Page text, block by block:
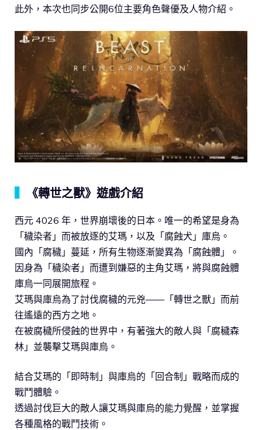
此外，本次也同步公開6位主要角色聲優及人物介紹。
《轉世之獸》遊戲介紹
西元 4026 年，世界崩壞後的日本。唯一的希望是身為
「穢染者」而被放逐的艾瑪，以及「腐蝕犬」庫烏。
國內「腐穢」蔓延，所有生物逐漸變異為「腐蝕體」。
因身為「穢染者」而遭到嫌惡的主角艾瑪，將與腐蝕體
庫烏一同展開旅程。
艾瑪與庫烏為了討伐腐穢的元兇——「轉世之獸」而前
往遙遠的西方之地。
在被腐穢所侵蝕的世界中，有著強大的敵人與「腐穢森
林」並襲擊艾瑪與庫烏。
結合艾瑪的「即時制」與庫烏的「回合制」戰略而成的
戰鬥體驗。
透過討伐巨大的敵人讓艾瑪與庫烏的能力覺醒，並掌握
各種風格的戰鬥技術。